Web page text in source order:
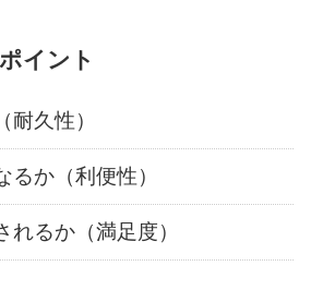
イント
耐久性）
るか（利便性）
れるか（満足度）